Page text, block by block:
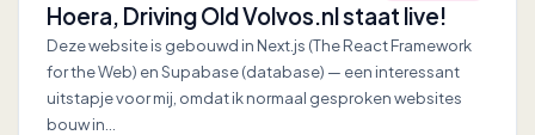
Hoera, Driving Old Volvos.nl staat live!
Deze website is gebouwd in Next.js (The React Framework
for the Web) en Supabase (database) — een interessant
uitstapje voor mij, omdat ik normaal gesproken websites
bouw in…